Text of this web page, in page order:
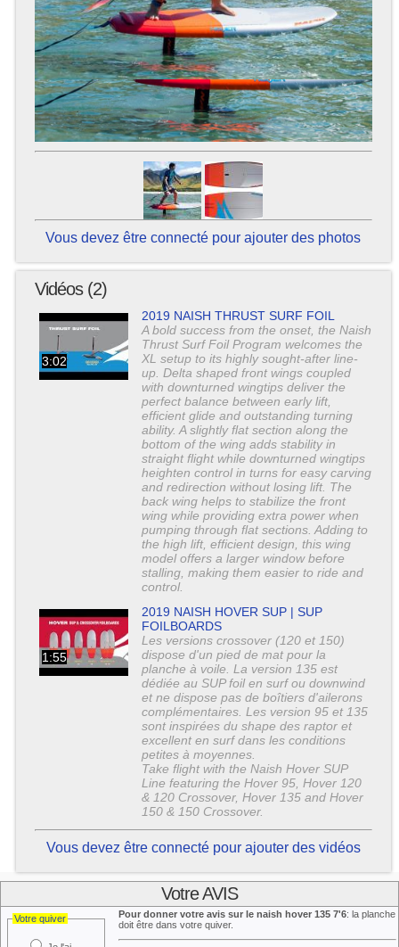
Vous devez être connecté pour ajouter des photos
Vidéos (2)
3:02
2019 NAISH THRUST SURF FOIL
A bold success from the onset, the Naish
Thrust Surf Foil Program welcomes the
XL setup to its highly sought-after line-
up. Delta shaped front wings coupled
with downturned wingtips deliver the
perfect balance between early lift,
efficient glide and outstanding turning
ability. A slightly flat section along the
bottom of the wing adds stability in
straight flight while downturned wingtips
heighten control in turns for easy carving
and redirection without losing lift. The
back wing helps to stabilize the front
wing while providing extra power when
pumping through flat sections. Adding to
the high lift, efficient design, this wing
model offers a larger window before
stalling, making them easier to ride and
control.
1:55
2019 NAISH HOVER SUP | SUP
FOILBOARDS
Les versions crossover (120 et 150)
dispose d'un pied de mat pour la
planche à voile. La version 135 est
dédiée au SUP foil en surf ou downwind
et ne dispose pas de boîtiers d'ailerons
complémentaires. Les version 95 et 135
sont inspirées du shape des raptor et
excellent en surf dans les conditions
petites à moyennes.
Take flight with the Naish Hover SUP
Line featuring the Hover 95, Hover 120
& 120 Crossover, Hover 135 and Hover
150 & 150 Crossover.
Vous devez être connecté pour ajouter des vidéos
Votre AVIS
Votre quiver Pour donner votre avis sur le naish hover 135 7'6: la planche
doit être dans votre quiver.